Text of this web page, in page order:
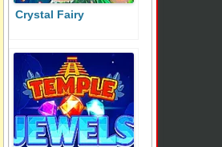
Crystal Fairy